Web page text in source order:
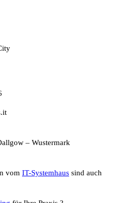
– Wustermark
vom IT-Systemhaus sind auch